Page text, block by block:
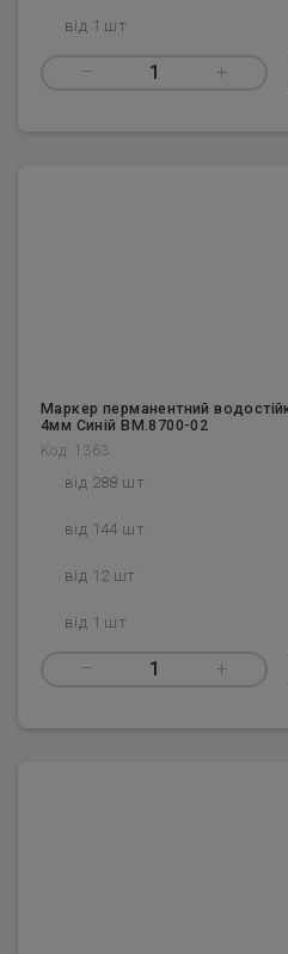
від 1 шт
– 1 +
Маркер перманентний
4мм Синій BM.8700-02
Код: 1363
від 288 шт
від 144 шт
від 12 шт
від 1 шт
– 1 +